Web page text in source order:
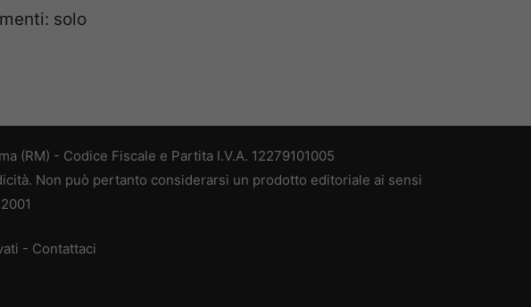
solo
(RM) - Codice Fiscale e Partita I.V.A. 12279101005
Non può pertanto considerarsi un prodotto editoriale ai sensi
- Contattaci